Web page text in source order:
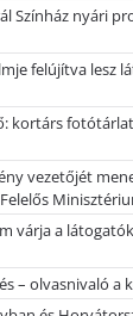
Színház nyári
felújítva lesz
kortárs
vezetőjét
várja a
– olvasnivaló a